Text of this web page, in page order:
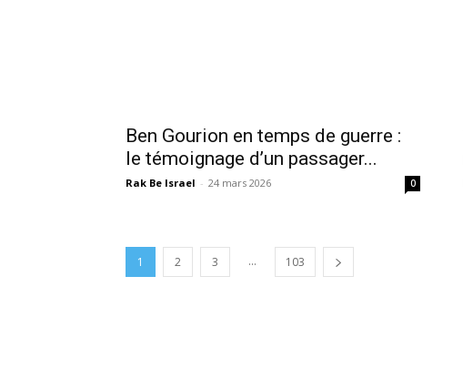
Ben Gourion en temps de guerre :
le témoignage d’un passager...
Rak Be Israel - 24 mars 2026 0
1 2 3 ... 103